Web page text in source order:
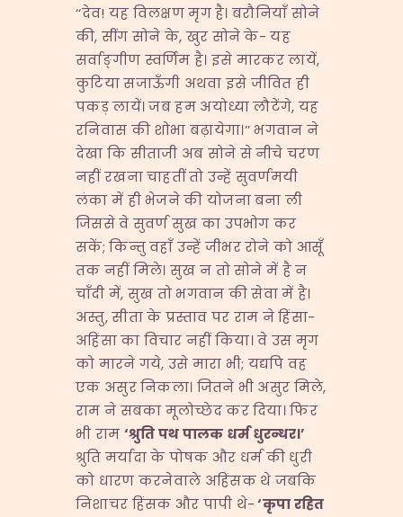
‘‘देव! यह विलक्षण मृग है। बरौनियाँ सोने
की, सींग सोने के, खुर सोने के- यह
सर्वाङ्गीण स्वर्णिम है। इसे मारकर लायें,
कुटिया सजाऊँगी अथवा इसे जीवित ही
पकड़ लायें। जब हम अयोध्या लौटेंगे, यह
रनिवास की शोभा बढ़ायेगा।’’ भगवान ने
देखा कि सीताजी अब सोने से नीचे चरण
नहीं रखना चाहतीं तो उन्हें सुवर्णमयी
लंका में ही भेजने की योजना बना ली
जिससे वे सुवर्ण सुख का उपभोग कर
सकें; किन्तु वहाँ उन्हें जीभर रोने को आसूँ
तक नहीं मिले। सुख न तो सोने में है न
चाँदी में, सुख तो भगवान की सेवा में है।
अस्तु, सीता के प्रस्ताव पर राम ने हिंसा-
अहिंसा का विचार नहीं किया। वे उस मृग
को मारने गये, उसे मारा भी; यद्यपि वह
एक असुर निकला। जितने भी असुर मिले,
राम ने सबका मूलोच्छेद कर दिया। फिर
भी राम ‘श्रुतिपथपालक धर्म धुरन्धर।’
श्रुति मर्यादा के पोषक और धर्म की धुरी
को धारण करनेवाले अहिंसक थे जबकि
निशाचर हिंसक और पापी थे-‘कृपारहित